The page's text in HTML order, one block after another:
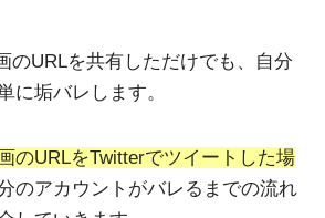
のURLを共有しただけでも、自分
に垢バレします。
のURLをTwitterでツイートした場
のアカウントがバレるまでの流れ